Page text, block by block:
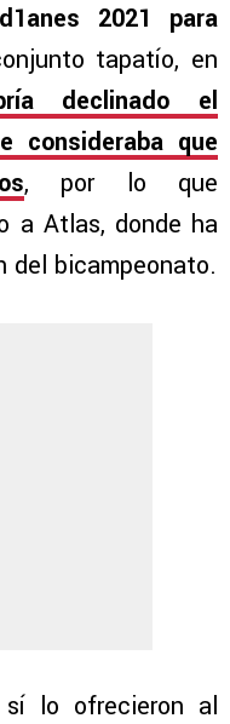
2021 para
tapatío, en
declinado el
consideraba que
, por lo que
a Atlas, donde ha
del bicampeonato.
lo ofrecieron al